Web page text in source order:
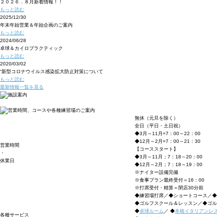
２０２６．８月新着情報！！
もっと読む
2025/12/30
年末年始営業＆年始企画のご案内
もっと読む
2024/06/28
卓球＆カイロプラクティック
もっと読む
2020/03/02
“新型コロナウイルス感染拡大防止対策について
もっと読む
最新情報一覧を見る
営業時間
・
休業日
無休（元旦を除く）
全日（平日・土日祝）
◆3月～11月=7：00～22：00
◆12月～2月=7：00～21：30
【コーススタート】
◆3月～11月；7：18～20：00
◆12月～2月；7：18～19：00
※ナイター設備完備
※食事プラン最終受付＝16：00
※打席受付・精算＝閉店30分前
各種サービス
◆練習場打席／◆ショートコース／◆
◆ゴルフスクール＆レッスン／◆ゴ
◆卓球ルーム ／ ◆本格イタリアンレ